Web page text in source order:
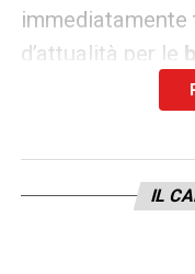
d’attualità per le
Già cercato con
apprezzato per
talenti e gestire
IL